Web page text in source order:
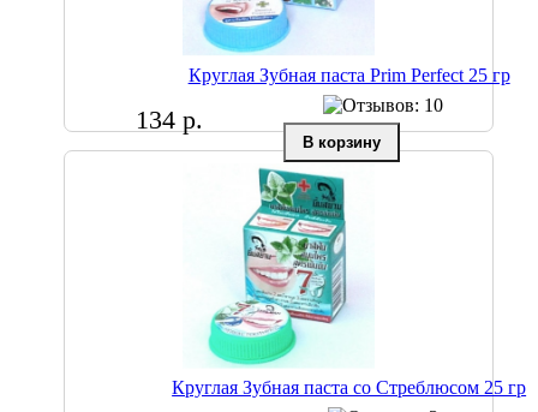
Круглая Зубная паста Prim Perfect 25 гр
134 р.
Круглая Зубная паста со Стреблюсом 25 гр